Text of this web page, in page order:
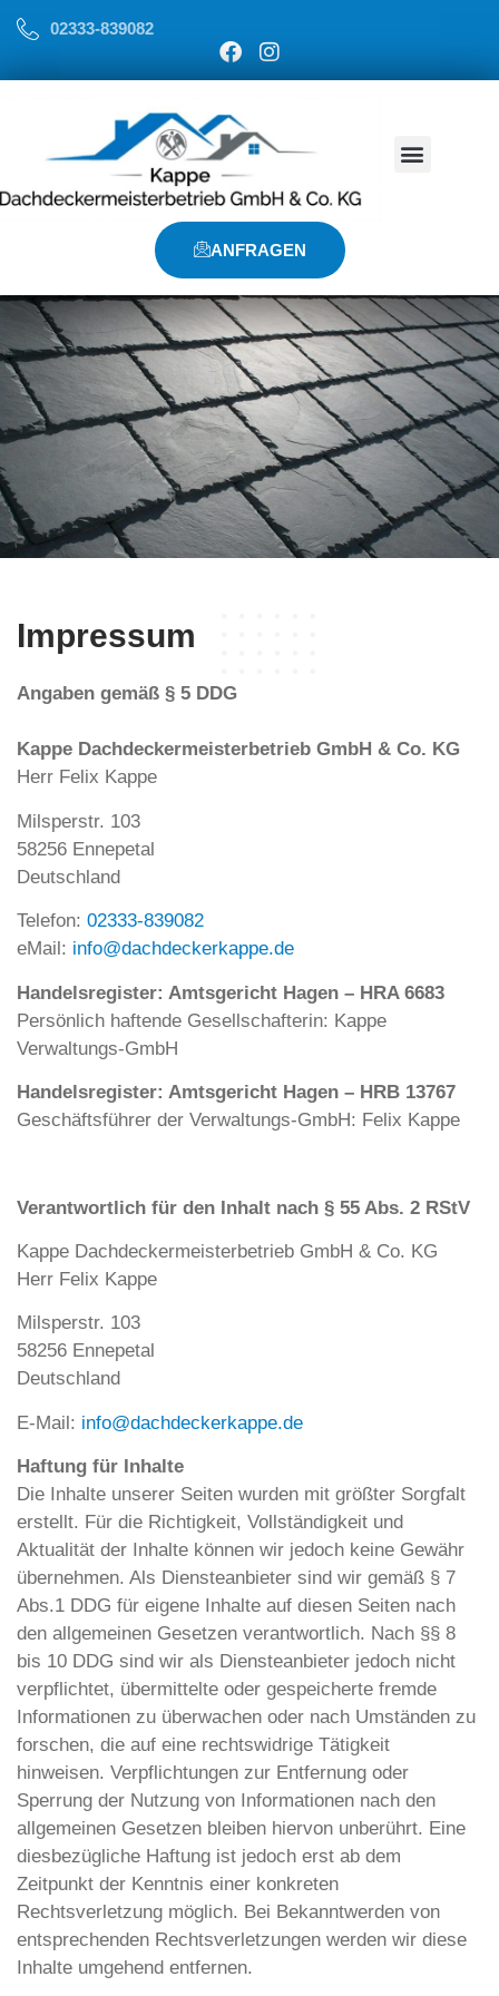
02333-839082
ANFRAGEN
Impressum
Angaben gemäß § 5 DDG
Kappe Dachdeckermeisterbetrieb GmbH & Co. KG
Herr Felix Kappe
Milsperstr. 103
58256 Ennepetal
Deutschland
Telefon: 02333-839082
eMail: info@dachdeckerkappe.de
Handelsregister: Amtsgericht Hagen – HRA 6683
Persönlich haftende Gesellschafterin: Kappe
Verwaltungs-GmbH
Handelsregister: Amtsgericht Hagen – HRB 13767
Geschäftsführer der Verwaltungs-GmbH: Felix Kappe
Verantwortlich für den Inhalt nach § 55 Abs. 2 RStV
Kappe Dachdeckermeisterbetrieb GmbH & Co. KG
Herr Felix Kappe
Milsperstr. 103
58256 Ennepetal
Deutschland
E-Mail: info@dachdeckerkappe.de
Haftung für Inhalte
Die Inhalte unserer Seiten wurden mit größter Sorgfalt
erstellt. Für die Richtigkeit, Vollständigkeit und
Aktualität der Inhalte können wir jedoch keine Gewähr
übernehmen. Als Diensteanbieter sind wir gemäß § 7
Abs.1 DDG für eigene Inhalte auf diesen Seiten nach
den allgemeinen Gesetzen verantwortlich. Nach §§ 8
bis 10 DDG sind wir als Diensteanbieter jedoch nicht
verpflichtet, übermittelte oder gespeicherte fremde
Informationen zu überwachen oder nach Umständen zu
forschen, die auf eine rechtswidrige Tätigkeit
hinweisen. Verpflichtungen zur Entfernung oder
Sperrung der Nutzung von Informationen nach den
allgemeinen Gesetzen bleiben hiervon unberührt. Eine
diesbezügliche Haftung ist jedoch erst ab dem
Zeitpunkt der Kenntnis einer konkreten
Rechtsverletzung möglich. Bei Bekanntwerden von
entsprechenden Rechtsverletzungen werden wir diese
Inhalte umgehend entfernen.